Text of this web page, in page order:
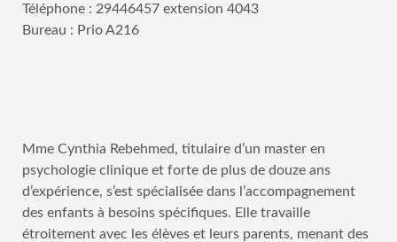
Téléphone : 29446457 extension 4043
Bureau : Prio A216
Mme Cynthia Rebehmed, titulaire d’un master en
psychologie clinique et forte de plus de douze ans
d’expérience, s’est spécialisée dans l’accompagnement
des enfants à besoins spécifiques. Elle travaille
étroitement avec les élèves et leurs parents, menant des